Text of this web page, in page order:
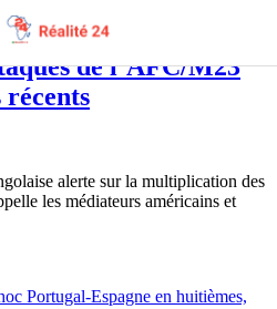
la RDC dénoncent
de l’AFC/M23
récents
alerte sur la multiplication des
les médiateurs américains et
Portugal-Espagne en huitièmes,